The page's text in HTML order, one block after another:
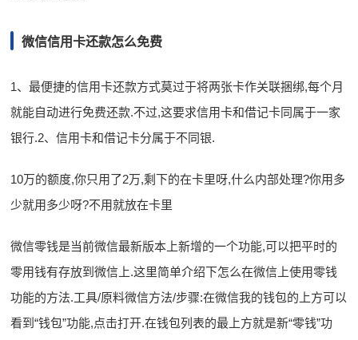
微信信用卡还款怎么免费
1、最便捷的信用卡还款方式莫过于将两张卡作关联捆绑,每个月
就能自动进行免费还款.不过,这要求信用卡和借记卡同属于一家
银行.2、信用卡和借记卡分属于不同银.
10万的额度,你只用了2万,剩下的在卡里呀,什么内部处理?你用多
少就用多少呀?不用就放在卡里
微信零钱是当前微信最新版本上新增的一个功能,可以把平时的
零用钱有存放到微信上.这里简单介绍下怎么在微信上使用零钱
功能的方法.工具/原料微信方法/步骤:在微信我的钱包的上方可以
看到“钱包”功能,点击打开.在钱包列表的最上方就是新“零钱”功